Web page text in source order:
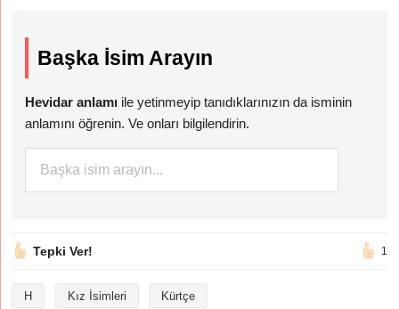
Başka İsim Arayın
Hevidar anlamı ile yetinmeyip tanıdıklarınızın da isminin
anlamını öğrenin. Ve onları bilgilendirin.
Tepki Ver! 1
H Kız İsimleri Kürtçe